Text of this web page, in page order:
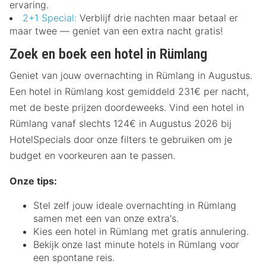
ervaring.
2+1 Special: Verblijf drie nachten maar betaal er
maar twee — geniet van een extra nacht gratis!
Zoek en boek een hotel in Rümlang
Geniet van jouw overnachting in Rümlang in Augustus.
Een hotel in Rümlang kost gemiddeld 231€ per nacht,
met de beste prijzen doordeweeks. Vind een hotel in
Rümlang vanaf slechts 124€ in Augustus 2026 bij
HotelSpecials door onze filters te gebruiken om je
budget en voorkeuren aan te passen.
Onze tips:
Stel zelf jouw ideale overnachting in Rümlang
samen met een van onze extra's.
Kies een hotel in Rümlang met gratis annulering.
Bekijk onze last minute hotels in Rümlang voor
een spontane reis.